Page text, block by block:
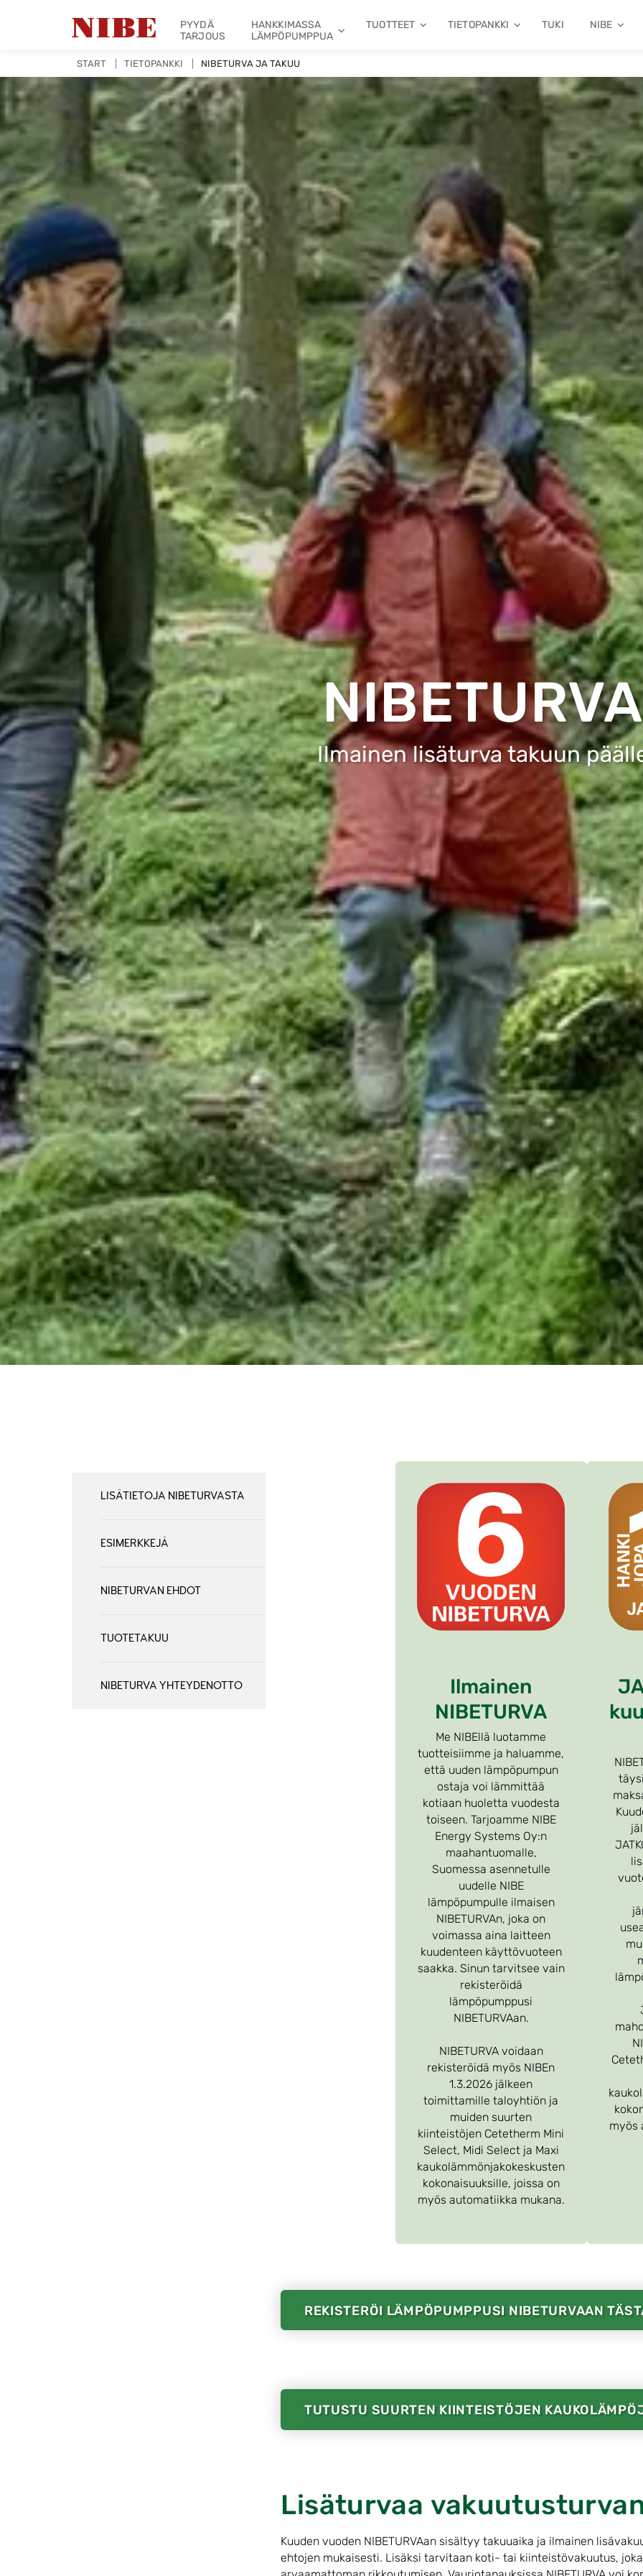
PYYDÄ
TARJOUS
HANKKIMASSA
LÄMPÖPUMPPUA
TUOTTEET TIETOPANKKI TUKI NIBE
START TIETOPANKKI NIBETURVA JA TAKUU
NIBETURVA
Ilmainen lisäturva takuun
LISÄTIETOJA NIBETURVASTA
ESIMERKKEJÄ
NIBETURVAN EHDOT
TUOTETAKUU
NIBETURVA YHTEYDENOTTO
Ilmainen
NIBETURVA
Me NIBEllä luotamme
tuotteisiimme ja haluamme,
että uuden lämpöpumpun
ostaja voi lämmittää
kotiaan huoletta vuodesta
toiseen. Tarjoamme NIBE
Energy Systems Oy:n
maahantuomalle,
Suomessa asennetulle
uudelle NIBE
lämpöpumpulle ilmaisen
NIBETURVAn, joka on
voimassa aina laitteen
kuudenteen käyttövuoteen
saakka. Sinun tarvitsee vain
rekisteröidä
lämpöpumppusi
NIBETURVAan.
NIBETURVA voidaan
rekisteröidä myös NIBEn
1.3.2026 jälkeen
toimittamille taloyhtiön ja
muiden suurten
kiinteistöjen Cetetherm Mini
Select, Midi Select ja Maxi
kaukolämmönjakokeskusten
kokonaisuuksille, joissa on
myös automatiikka mukana.
myös
REKISTERÖI LÄMPÖPUMPPUSI NIBETURVAAN
TUTUSTU SUURTEN KIINTEISTÖJEN
Lisäturvaa
Kuuden vuoden NIBETURVAan sisältyy takuuaika ja ilmainen
ehtojen mukaisesti. Lisäksi tarvitaan koti- tai kiinteistövakuutus,